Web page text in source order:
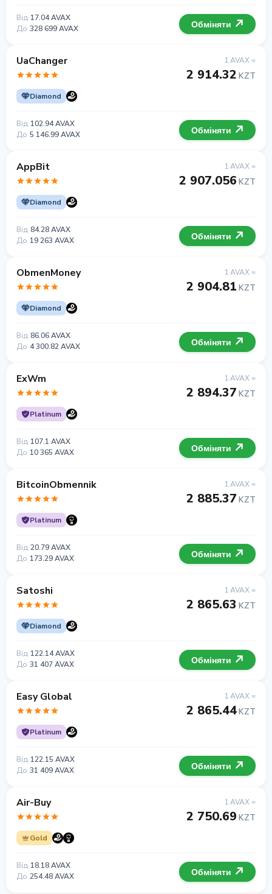
Від 17.04 AVAX
До 328 699 AVAX Обміняти
UaChanger
Diamond
1 AVAX =
2 914.32 KZT
Від 102.94 AVAX
До 5 146.99 AVAX Обміняти
AppBit
Diamond
1 AVAX =
2 907.056 KZT
Від 84.28 AVAX
До 19 263 AVAX Обміняти
ObmenMoney
Diamond
1 AVAX =
2 904.81 KZT
Від 86.06 AVAX
До 4 300.82 AVAX Обміняти
ExWm
Platinum
1 AVAX =
2 894.37 KZT
Від 107.1 AVAX
До 10 365 AVAX Обміняти
BitcoinObmennik
Platinum
1 AVAX =
2 885.37 KZT
Від 20.79 AVAX
До 173.29 AVAX Обміняти
Satoshi
Diamond
1 AVAX =
2 865.63 KZT
Від 122.14 AVAX
До 31 407 AVAX Обміняти
Easy Global
Platinum
1 AVAX =
2 865.44KZT
Від 122.15 AVAX
До 31 409 AVAX Обміняти
Air-Buy
Gold
1 AVAX =
2 750.69 KZT
Від 18.18 AVAX
До 254.48 AVAX Обміняти